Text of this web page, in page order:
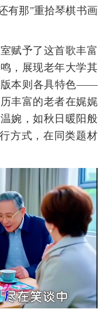
有那"重拾琴棋书画
赋予了这首歌丰富
，展现老年大学其
版本则各具特色——
丰富的老者在娓娓
婉，如秋日暖阳般
方式，在同类题材